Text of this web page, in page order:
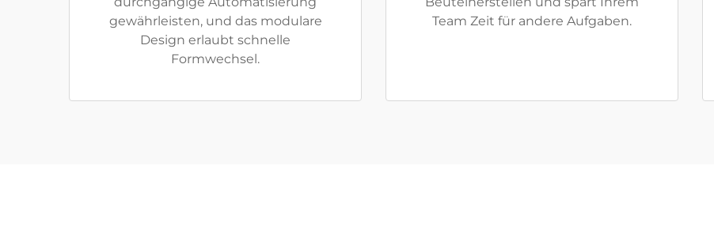
gewährleisten, und das modulare
Design erlaubt schnelle
Formwechsel.
Team Zeit für andere Aufgaben.